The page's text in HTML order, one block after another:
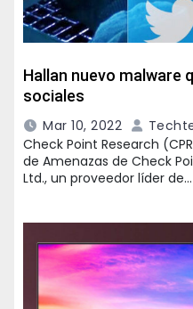
Hallan nuevo malware
sociales
Mar 10, 2022
Check Point Research
de Amenazas de Check
Ltd., un proveedor líder de…